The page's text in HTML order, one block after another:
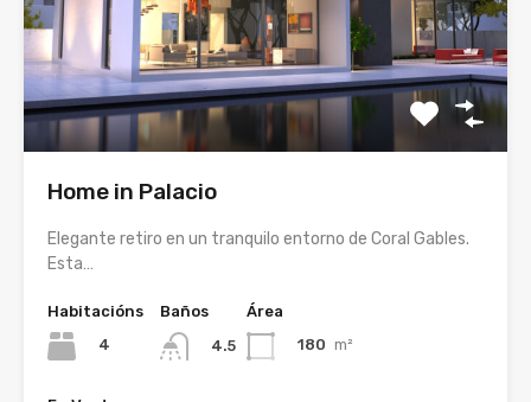
Home in Palacio
Elegante retiro en un tranquilo entorno de Coral Gables.
Esta…
Habitacións
4
Baños
4.5
Área
180 m²